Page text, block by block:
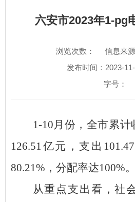
六安市2023年1-pg
浏览次数：
信息来
发布时间：2023-
字号：
1-10月份 ， 全市累计
126.51亿元，支出
80.21%，分配率达100%。
从重点支出看，社